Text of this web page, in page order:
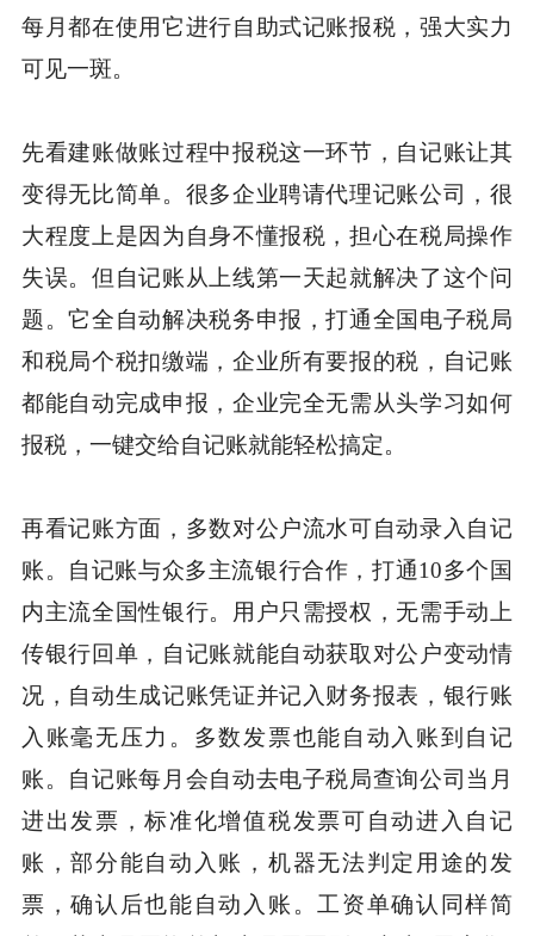
每月都在使用它进行自助式记账报税，强大实力
可见一斑。
先看建账做账过程中报税这一环节，自记账让其
变得无比简单。很多企业聘请代理记账公司，很
大程度上是因为自身不懂报税，担心在税局操作
失误。但自记账从上线第一天起就解决了这个问
题。它全自动解决税务申报，打通全国电子税局
和税局个税扣缴端，企业所有要报的税，自记账
都能自动完成申报，企业完全无需从头学习如何
报税，一键交给自记账就能轻松搞定。
再看记账方面，多数对公户流水可自动录入自记
账。自记账与众多主流银行合作，打通10多个国
内主流全国性银行。用户只需授权，无需手动上
传银行回单，自记账就能自动获取对公户变动情
况，自动生成记账凭证并记入财务报表，银行账
入账毫无压力。多数发票也能自动入账到自记
账。自记账每月会自动去电子税局查询公司当月
进出发票，标准化增值税发票可自动进入自记
账，部分能自动入账，机器无法判定用途的发
票，确认后也能自动入账。工资单确认同样简